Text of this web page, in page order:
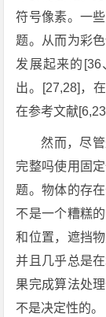
符号像素。一
题。从而为彩
发展起来的[36
出。[27,28]，
在参考文献
然而，尽
完整吗使用固
题。物体的存
不是一个糟糕
和位置，遮挡
并且几乎总是
果完成算法处
不是决定性的。